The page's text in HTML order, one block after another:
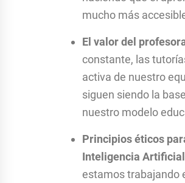
mucho más
El valor del
constante, las
activa de nuestro
siguen siendo la
nuestro modelo
Principios éticos
Inteligencia Artificial
estamos trabajando